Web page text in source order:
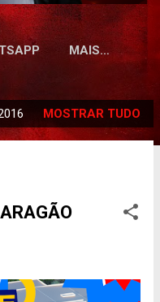
MAIS…
MOSTRAR TUDO